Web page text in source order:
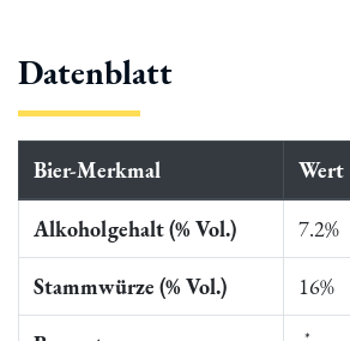
Datenblatt
Bier-Merkmal Wert
Alkoholgehalt (% Vol.) 7.2%
Stammwürze (% Vol.) 16%